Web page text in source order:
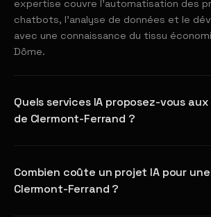
expertise couvre l'automatisation des
chatbots, l'analyse de données et le
avec une connaissance du tissu
Dôme.
Quels services IA proposez-vous
de Clermont-Ferrand ?
Combien coûte un projet IA pour
Clermont-Ferrand ?